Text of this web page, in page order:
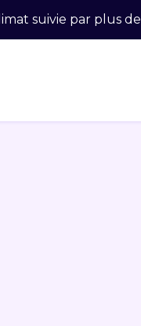
suivie par plus